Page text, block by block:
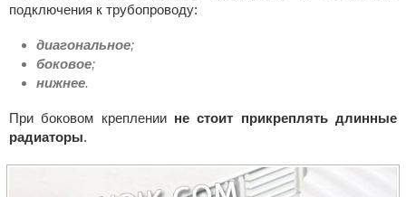
подключения к трубопроводу:
диагональное;
боковое;
нижнее.
При боковом креплении не стоит прикреплять длинные
радиаторы.